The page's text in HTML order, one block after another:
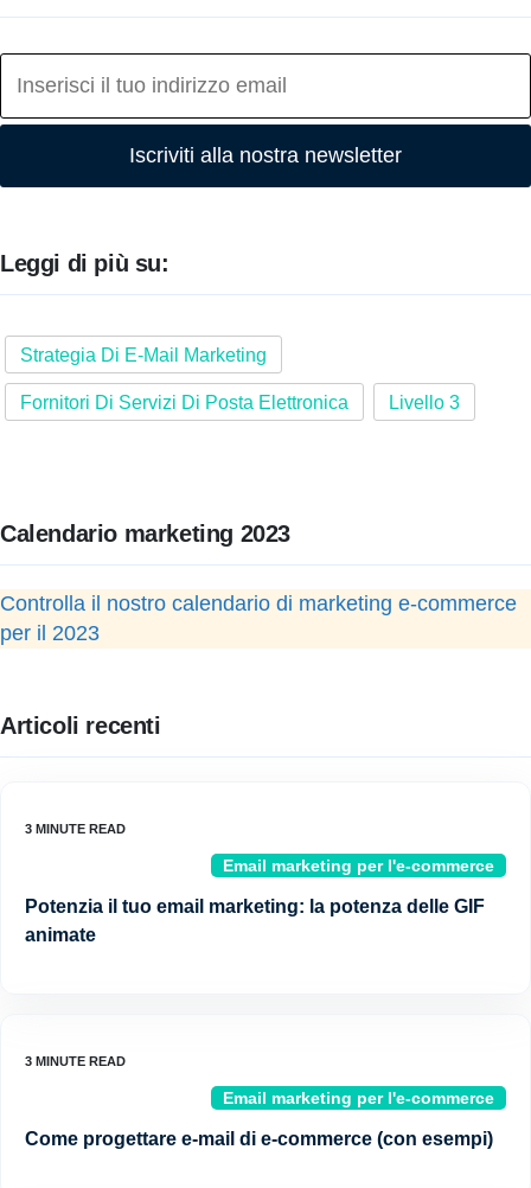
Iscriviti alla nostra newsletter
Leggi di più su:
Strategia Di E-Mail Marketing
Fornitori Di Servizi Di Posta Elettronica Livello 3
Calendario marketing 2023
Controlla il nostro calendario di marketing e-commerce
per il 2023
Articoli recenti
Email marketing per l'e-commerce
Potenzia il tuo email marketing: la potenza delle GIF
animate
Email marketing per l'e-commerce
Come progettare e-mail di e-commerce (con esempi)